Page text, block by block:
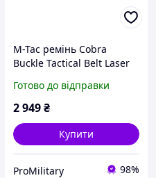
M-Tac ремінь Cobra
Buckle Tactical Belt Laser
тактичний
Готово до відправки
2 949₴
Купити
ProMilitary 98%